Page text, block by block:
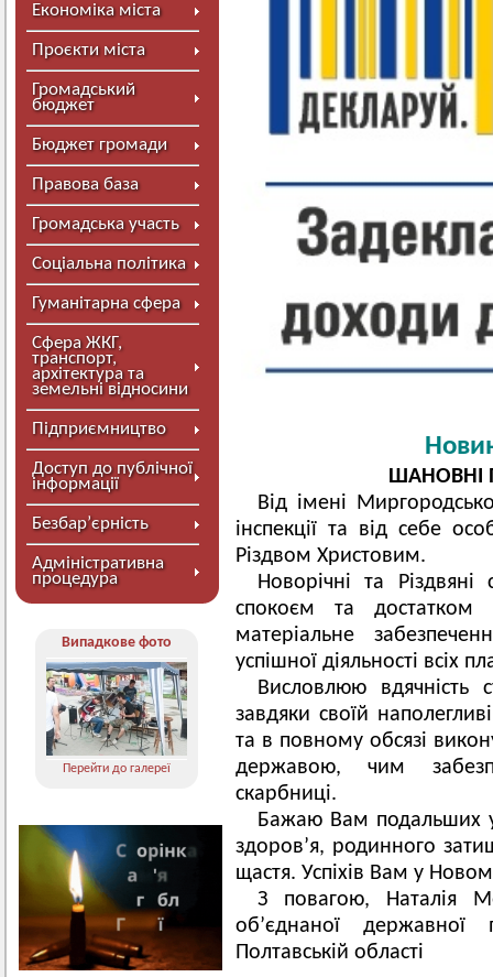
Економіка міста
Проєкти міста
Громадський
бюджет
Бюджет громади
Правова база
Громадська участь
Соціальна політика
Гуманітарна сфера
Сфера ЖКГ,
транспорт,
архітектура та
земельні відносини
Підприємництво
Доступ до публічної
інформації
Безбар’єрність
Адміністративна
процедура
Випадкове фото
Перейти до галереї
ШАНОВНІ
Від імені
інспекції та від себе
Різдвом Христовим.
Новорічні та
спокоєм та
матеріальне
успішної діяльності всіх
Висловлюю вдячність
завдяки своїй
та в повному обсязі
державою, чим
скарбниці.
Бажаю Вам подальших
здоров’я, родинного
щастя. Успіхів Вам у
З повагою, Наталія
об’єднаної
Полтавській області